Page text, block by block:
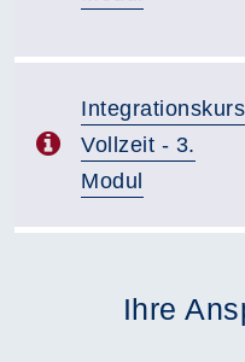
Integrationskurs
Vollzeit - 3.
Modul
Ihre